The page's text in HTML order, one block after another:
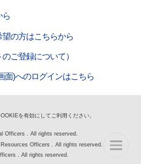
ら
の方はこちらから
ご登録について）
面)へのログインはこちら
を有効にしてご利用ください。
Officers . All rights reserved.
Officers . All rights reserved.
. All rights reserved.